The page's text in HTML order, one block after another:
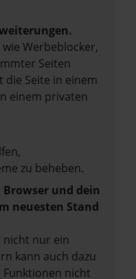
Werbeblocker,
Seiten
Seite in einem
einem privaten
zu beheben.
Browser und dein
neuesten Stand
nicht nur ein
kann auch dazu
nicht